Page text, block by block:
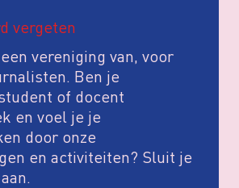
vergeten
een vereniging van, voor
Ben je
of docent
en voel je je
door onze
en activiteiten? Sluit je